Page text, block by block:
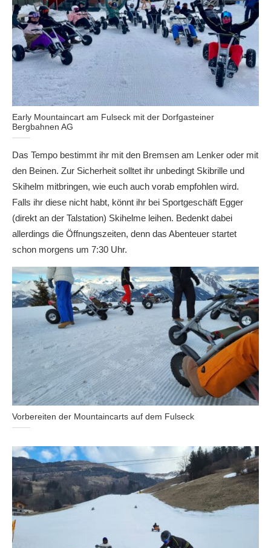
Early Mountaincart am Fulseck mit der Dorfgasteiner
Bergbahnen AG
Das Tempo bestimmt ihr mit den Bremsen am Lenker oder mit
den Beinen. Zur Sicherheit solltet ihr unbedingt Skibrille und
Skihelm mitbringen, wie euch auch vorab empfohlen wird.
Falls ihr diese nicht habt, könnt ihr bei Sportgeschäft Egger
(direkt an der Talstation) Skihelme leihen. Bedenkt dabei
allerdings die Öffnungszeiten, denn das Abenteuer startet
schon morgens um 7:30 Uhr.
Vorbereiten der Mountaincarts auf dem Fulseck